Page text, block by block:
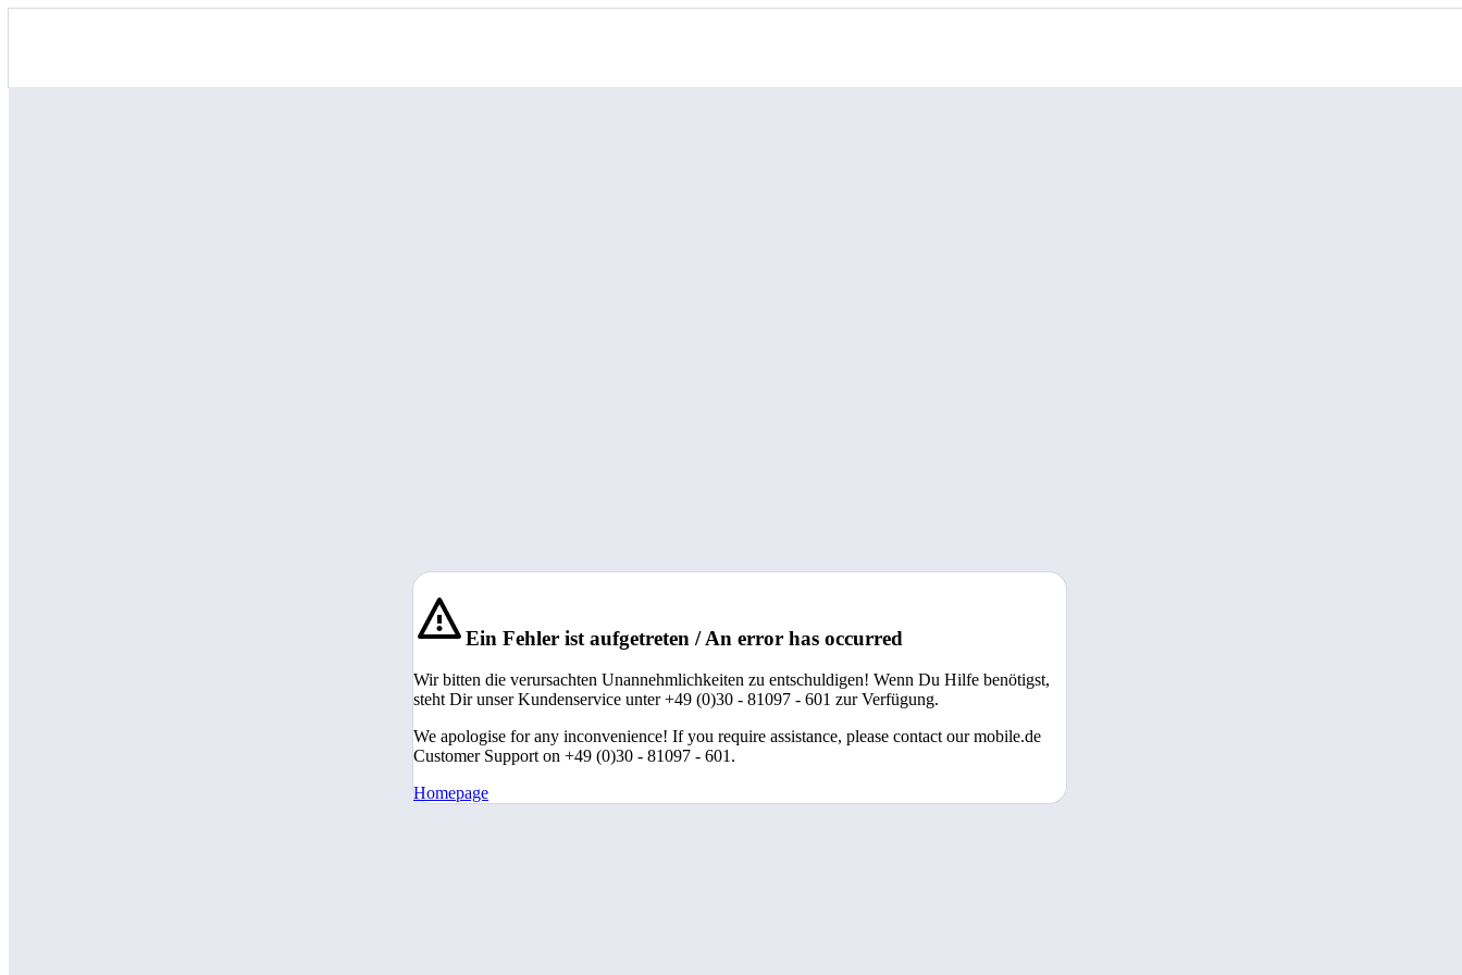
Ein Fehler ist aufgetreten / An error has occurred
Wir bitten die verursachten Unannehmlichkeiten zu entschuldigen! Wenn Du Hilfe benötigst,
steht Dir unser Kundenservice unter +49 (0)30 - 81097 - 601 zur Verfügung.
We apologise for any inconvenience! If you require assistance, please contact our mobile.de
Customer Support on +49 (0)30 - 81097 - 601.
Homepage